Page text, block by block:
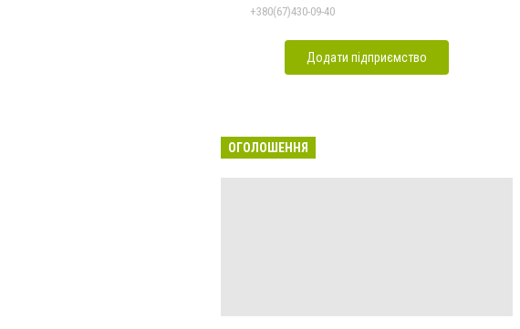
+380(67)430-09-40
Додати підприємство
ОГОЛОШЕННЯ